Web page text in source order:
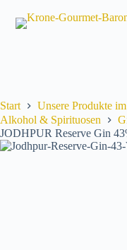
Inhalt
springen
Start
Unsere Produkte
Alkohol & Spirituosen
JODHPUR Reserve Gin